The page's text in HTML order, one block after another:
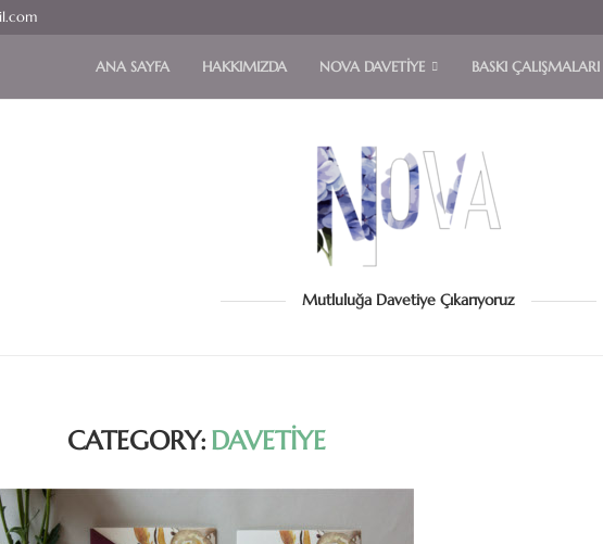
ANA SAYFA HAKKIMIZDA NOVA DAVETIYE BASKI ÇALIŞMALARI
Mutluluğa Davetiye Çıkarıyoruz
CATEGORY: DAVETIYE